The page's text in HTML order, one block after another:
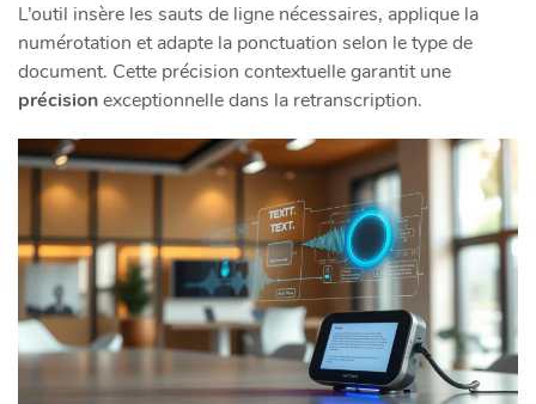
L’outil insère les sauts de ligne nécessaires, applique la
numérotation et adapte la ponctuation selon le type de
document. Cette précision contextuelle garantit une
précisionexceptionnelle dans la retranscription.